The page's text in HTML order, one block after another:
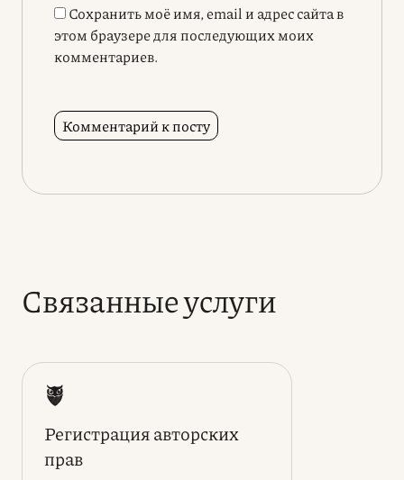
Сохранить моё имя, email и адрес сайта в
этом браузере для последующих моих
комментариев.
Связанные услуги
Регистрация авторских
прав